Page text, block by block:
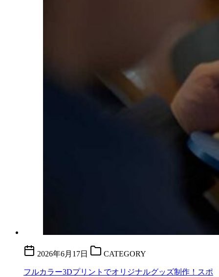
2026年6月17日 CATEGORY
フルカラー3Dプリントでオリジナルグッズ制作！スポ